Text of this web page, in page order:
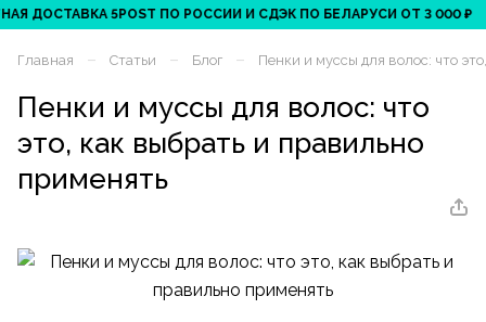
5POST ПО РОССИИ И СДЭК ПО БЕЛАРУСИ ОТ 3 000 ₽
Главная – Статьи – Блог – Пенки и муссы для волос: что
Пенки и муссы для волос: что
это, как выбрать и правильно
применять